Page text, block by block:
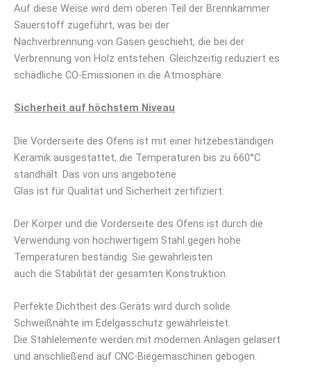
Auf diese Weise wird dem oberen Teil der Brennkammer
Sauerstoff zugeführt, was bei der
Nachverbrennung von Gasen geschieht, die bei der
Verbrennung von Holz entstehen. Gleichzeitig reduziert es
schädliche CO-Emissionen in die Atmosphäre.
Sicherheit auf höchstem Niveau
Die Vorderseite des Ofens ist mit einer hitzebeständigen
Keramik ausgestattet, die Temperaturen bis zu 660°C
standhält. Das von uns angebotene
Glas ist für Qualität und Sicherheit zertifiziert.
Der Körper und die Vorderseite des Ofens ist durch die
Verwendung von hochwertigem Stahl gegen hohe
Temperaturen beständig. Sie gewährleisten
auch die Stabilität der gesamten Konstruktion.
Perfekte Dichtheit des Geräts wird durch solide
Schweißnähte im Edelgasschutz gewährleistet.
Die Stahlelemente werden mit modernen Anlagen gelasert
und anschließend auf CNC-Biegemaschinen gebogen.